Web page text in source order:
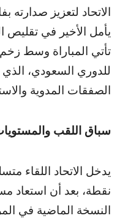
الاتحاد لتعزيز صدارته
يأمل الأخير في تقليص
تأتي المباراة وسط زخم
للدوري السعودي،
الصفقات المدوية
سباق اللقب
نقطة، بعد أن استعاد
النسخة الماضية في